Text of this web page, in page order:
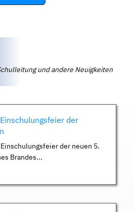
und andere Neuigkeiten
der
der neuen 5.
Brandes...